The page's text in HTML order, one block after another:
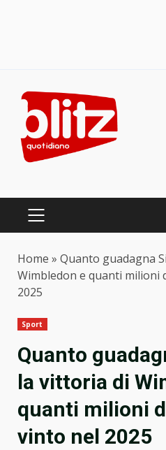
content
PRIMARY
Home » Quanto guadagna
Wimbledon e quanti milioni
2025
Sport
Quanto
la vittoria di
quanti milioni
vinto nel 2025